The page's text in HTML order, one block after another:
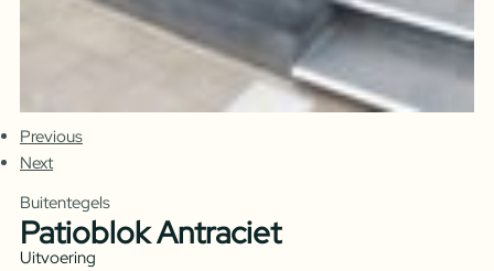
Previous
Next
Buitentegels
Patioblok Antraciet
Uitvoering